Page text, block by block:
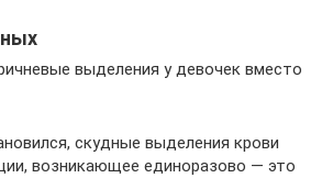
выделения у девочек вместо
скудные выделения крови
возникающее единоразово — это